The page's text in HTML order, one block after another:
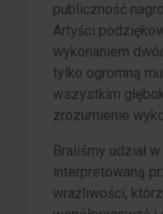
publiczność
Artyści
wykonaniem
tylko ogromną
wszystkim
zrozumienie
Braliśmy udział
interpretowaną
wrażliwości,